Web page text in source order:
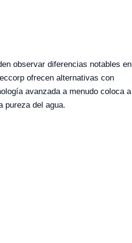
observar diferencias notables en
ofrecen alternativas con
avanzada a menudo coloca a
pureza del agua​​​​.